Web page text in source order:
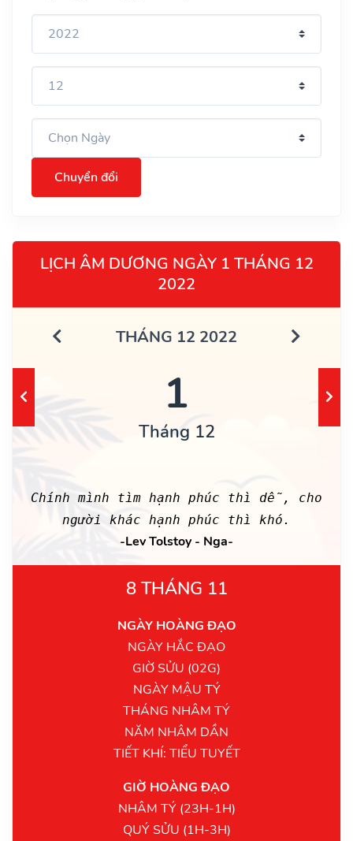
Chuyển đổi
LỊCH ÂM DƯƠNG NGÀY 1 THÁNG 12
2022
THÁNG 12 2022
1
Tháng 12
Chính mình tìm hạnh phúc thì dễ, cho
người khác hạnh phúc thì khó.
-Lev Tolstoy - Nga-
8 THÁNG 11
NGÀY HOÀNG ĐẠO
NGÀY HẮC ĐẠO
GIỜ SỬU (02G)
NGÀY MẬU TÝ
THÁNG NHÂM TÝ
NĂM NHÂM DẦN
TIẾT KHÍ: TIỂU TUYẾT
GIỜ HOÀNG ĐẠO
NHÂM TÝ (23H-1H)
QUÝ SỬU (1H-3H)